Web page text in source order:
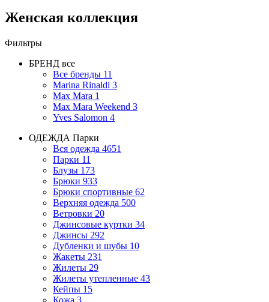
Женская коллекция
Фильтры
БРЕНД все
Все бренды 11
Marina Rinaldi 3
Max Mara 1
Max Mara Weekend 3
Yves Salomon 4
ОДЕЖДА Парки
Вся одежда 4651
Парки 11
Блузы 173
Брюки 933
Брюки спортивные 62
Верхняя одежда 500
Ветровки 20
Джинсовые куртки 34
Джинсы 292
Дубленки и шубы 10
Жакеты 231
Жилеты 29
Жилеты утепленные 43
Кейпы 15
Кожа 3